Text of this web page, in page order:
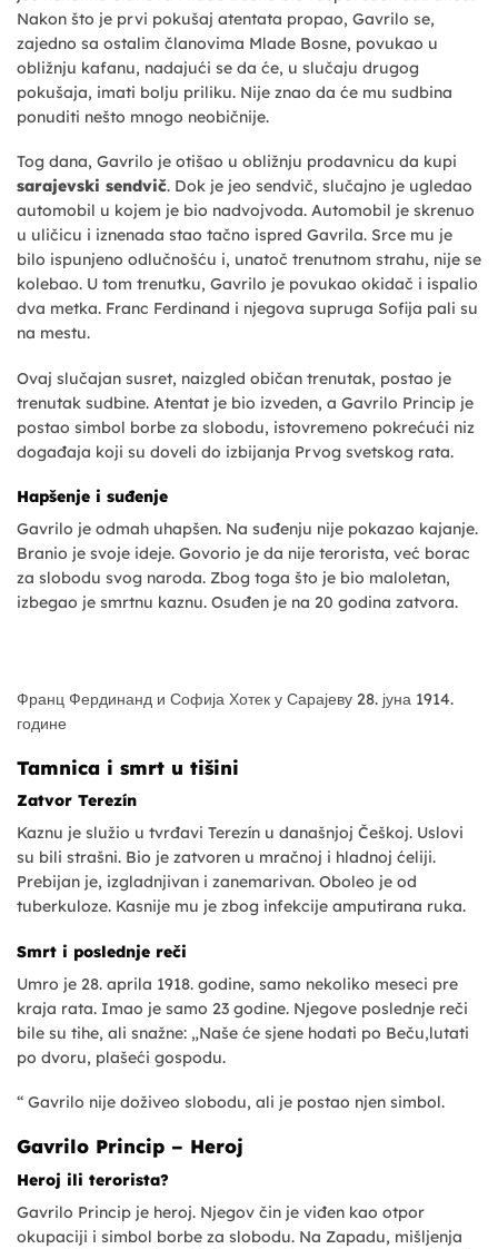
Nakon što je prvi pokušaj atentata propao, Gavrilo se,
zajedno sa ostalim članovima Mlade Bosne, povukao u
obližnju kafanu, nadajući se da će, u slučaju drugog
pokušaja, imati bolju priliku. Nije znao da će mu sudbina
ponuditi nešto mnogo neobičnije.
Tog dana, Gavrilo je otišao u obližnju prodavnicu da kupi
sarajevski sendvič. Dok je jeo sendvič, slučajno je ugledao
automobil u kojem je bio nadvojvoda. Automobil je skrenuo
u uličicu i iznenada stao tačno ispred Gavrila. Srce mu je
bilo ispunjeno odlučnošću i, unatoč trenutnom strahu, nije se
kolebao. U tom trenutku, Gavrilo je povukao okidač i ispalio
dva metka. Franc Ferdinand i njegova supruga Sofija pali su
na mestu.
Ovaj slučajan susret, naizgled običan trenutak, postao je
trenutak sudbine. Atentat je bio izveden, a Gavrilo Princip je
postao simbol borbe za slobodu, istovremeno pokrećući niz
događaja koji su doveli do izbijanja Prvog svetskog rata.
Hapšenje i suđenje
Gavrilo je odmah uhapšen. Na suđenju nije pokazao kajanje.
Branio je svoje ideje. Govorio je da nije terorista, već borac
za slobodu svog naroda. Zbog toga što je bio maloletan,
izbegao je smrtnu kaznu. Osuđen je na 20 godina zatvora.
Франц Фердинанд и Софија Хотек у Сарајеву 28. јуна 1914.
године
Tamnica i smrt u tišini
Zatvor Terezín
Kaznu je služio u tvrđavi Terezín u današnjoj Češkoj. Uslovi
su bili strašni. Bio je zatvoren u mračnoj i hladnoj ćeliji.
Prebijan je, izgladnjivan i zanemarivan. Oboleo je od
tuberkuloze. Kasnije mu je zbog infekcije amputirana ruka.
Smrt i poslednje reči
Umro je 28. aprila 1918. godine, samo nekoliko meseci pre
kraja rata. Imao je samo 23 godine. Njegove poslednje reči
bile su tihe, ali snažne: „Naše će sjene hodati po Beču,lutati
po dvoru, plašeći gospodu.
“ Gavrilo nije doživeo slobodu, ali je postao njen simbol.
Gavrilo Princip – Heroj
Heroj ili terorista?
Gavrilo Princip je heroj. Njegov čin je viđen kao otpor
okupaciji i simbol borbe za slobodu. Na Zapadu, mišljenja